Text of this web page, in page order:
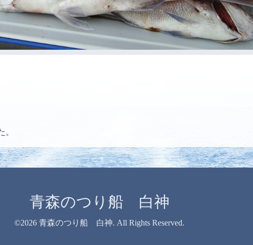
。
青森のつり船 白神
©2026 青森のつり船 白神. All Rights Reserved.